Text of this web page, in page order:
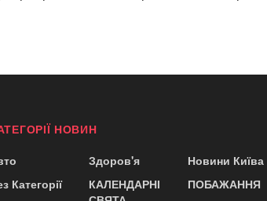
НОВИН
Категорії
Здоров'я
КАЛЕНДАРНІ
Новини Київа
ПОБАЖАННЯ